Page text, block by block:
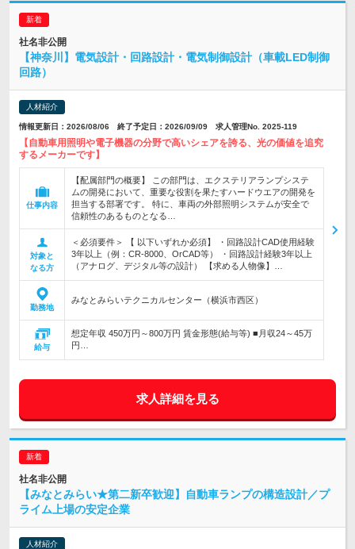
社名非公開
【神奈川】電気設計・回路設計・電気制御設計（車載LED制御
回路）
人材紹介
情報更新日：2026/08/06 終了予定日：2026/09/09 求人管理No. 2025-119
【自動車用照明や電子機器の分野で高いシェアを誇る、光の価値を追究
するメーカーです】
仕事内容
【配属部門の概要】 この部門は、エクステリアランプシステ
ムの開発において、重要な役割を果たすハードウエアの開発を
担当する部署です。 特に、車両の外部照明システムが安全で
信頼性のあるものとなる…
対象と
なる方
＜必須要件＞ 【 以下いずれか必須】 ・回路設計CAD使用経験
3年以上（例：CR-8000、OrCAD等） ・回路設計経験3年以上
（アナログ、デジタル等の設計） 【求める人物像】…
勤務地
みなとみらいテクニカルセンター（横浜市西区）
給与
想定年収 450万円～800万円 賃金形態(給与等) ■月収24～45万
円…
求人詳細を見る
社名非公開
【みなとみらい★第二新卒歓迎】自動車ランプの構造設計／プ
ライム上場の安定企業
人材紹介